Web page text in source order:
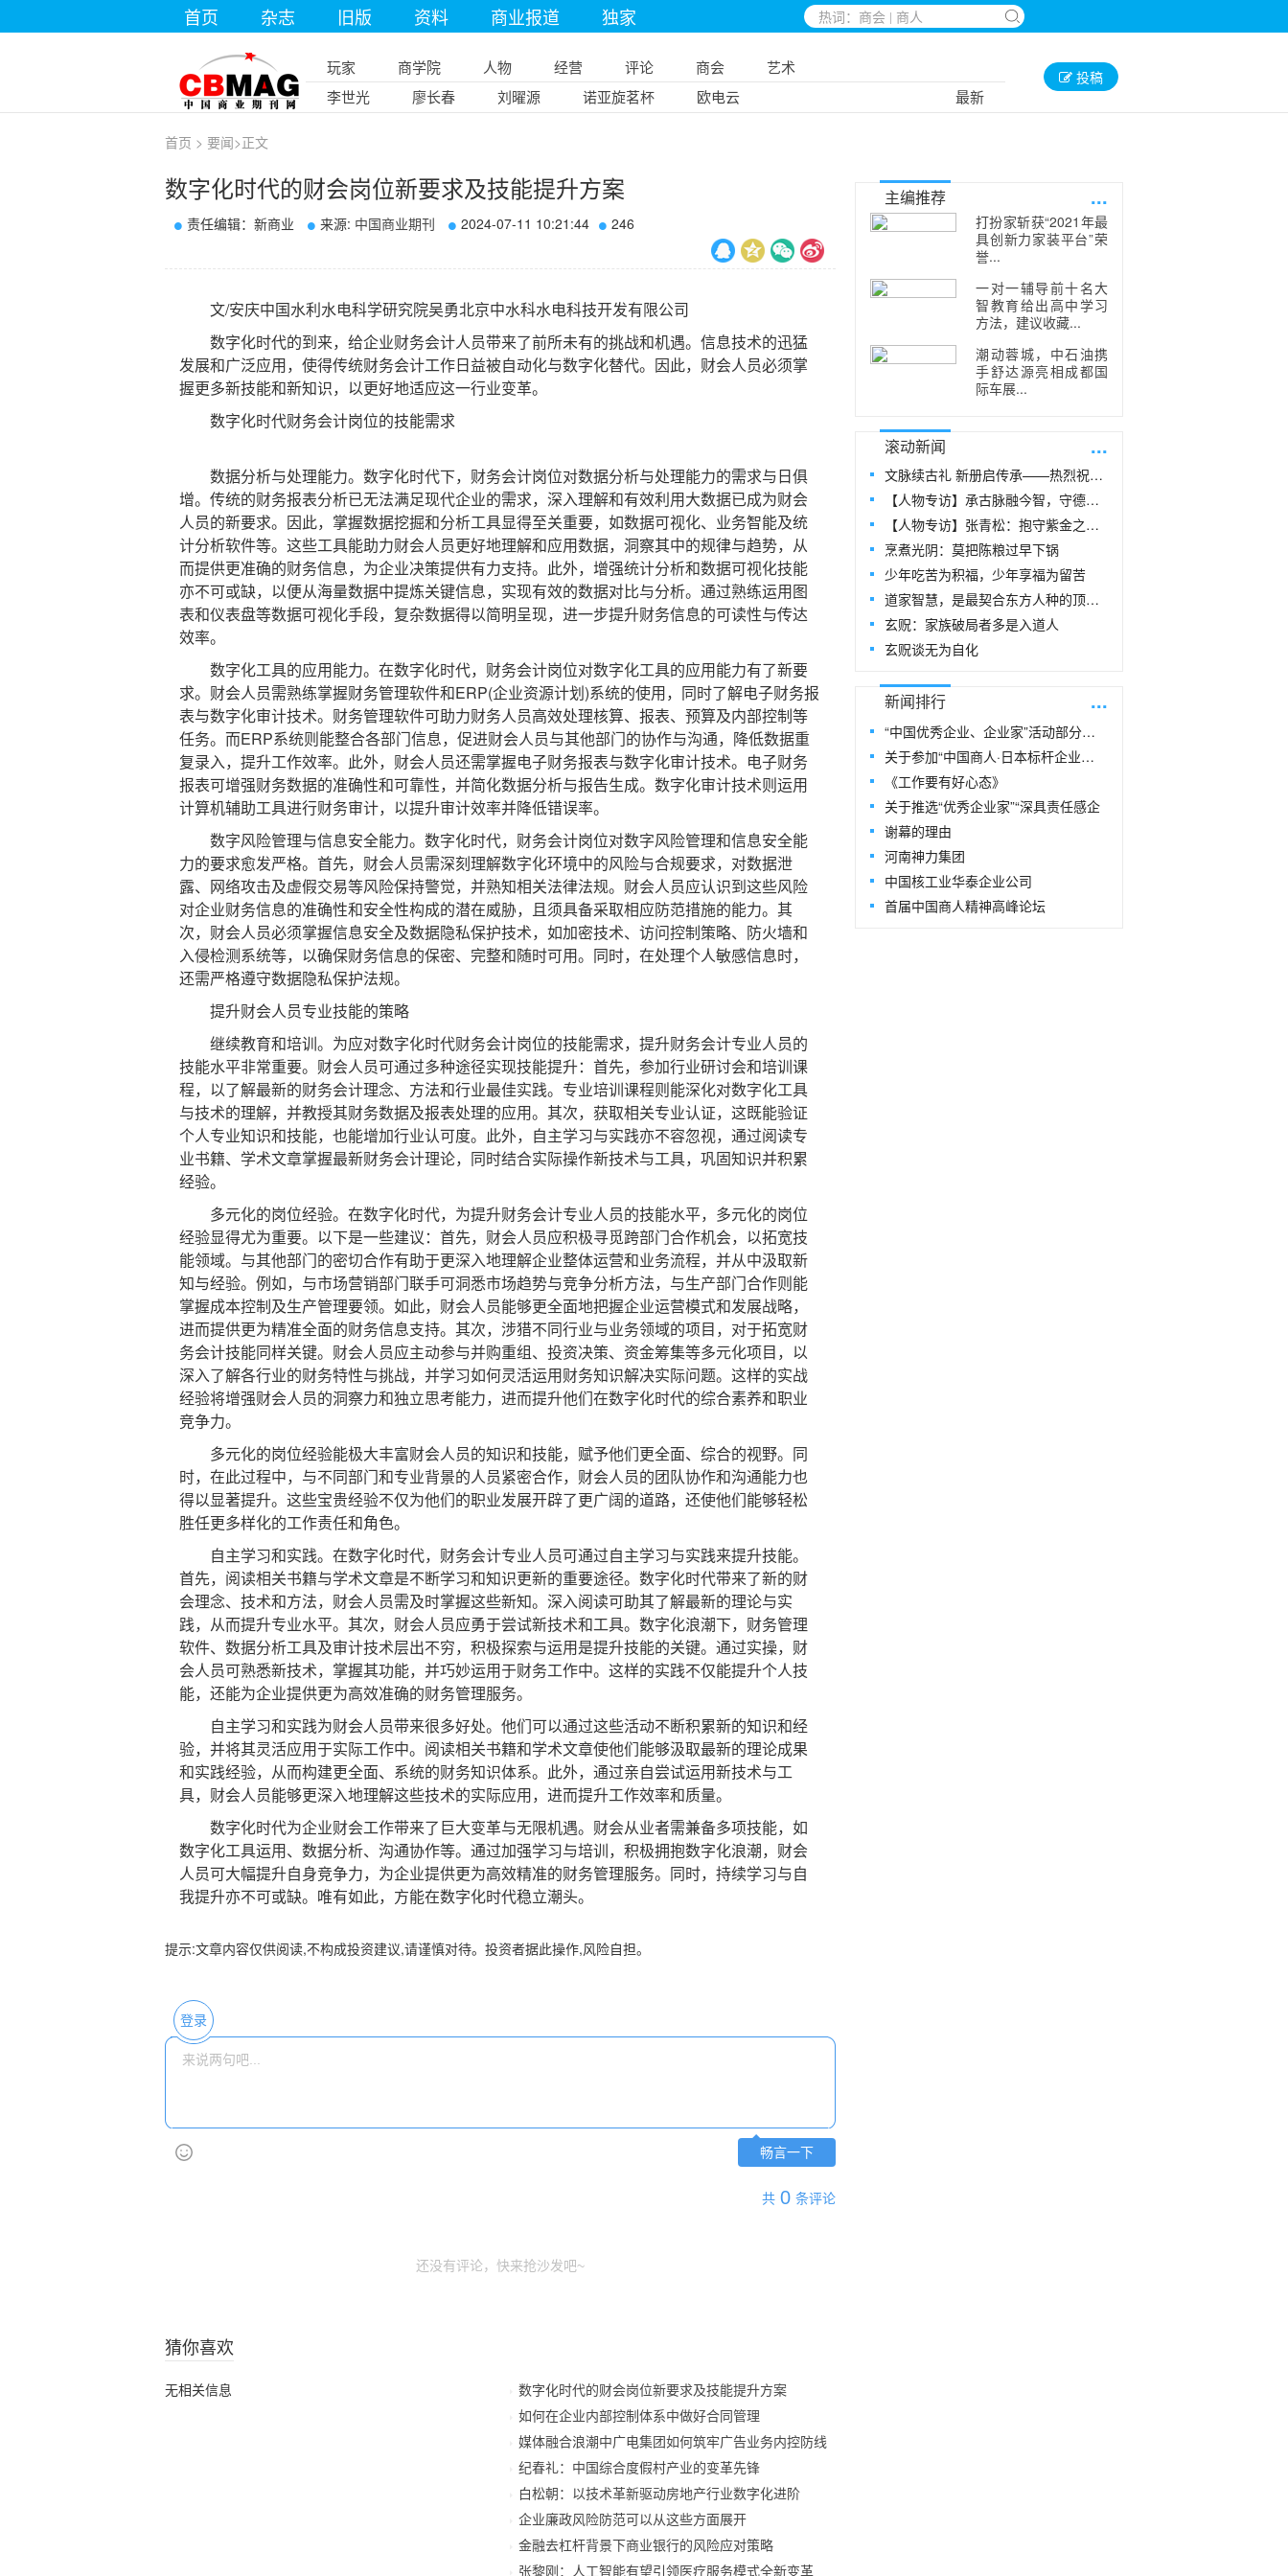
首页 杂志 旧版 资料 商业报道 独家
玩家 商学院 人物 经营 评论 商会
艺术
李世光
廖长春 刘曜源 诺亚旋茗杯 欧电云 最新
投稿
首页 > 要闻>正文
数字化时代的财会岗位新要求及技能提升方案
责任编辑：新商业 来源: 中国商业期刊 2024-07-11 10:21:44 246
文/安庆中国水利水电科学研究院吴勇北京中水科水电科技开发有限公司
数字化时代的到来，给企业财务会计人员带来了前所未有的挑战和机遇。信息技术的迅猛
发展和广泛应用，使得传统财务会计工作日益被自动化与数字化替代。因此，财会人员必须掌
握更多新技能和新知识，以更好地适应这一行业变革。
数字化时代财务会计岗位的技能需求
数据分析与处理能力。数字化时代下，财务会计岗位对数据分析与处理能力的需求与日俱
增。传统的财务报表分析已无法满足现代企业的需求，深入理解和有效利用大数据已成为财会
人员的新要求。因此，掌握数据挖掘和分析工具显得至关重要，如数据可视化、业务智能及统
计分析软件等。这些工具能助力财会人员更好地理解和应用数据，洞察其中的规律与趋势，从
而提供更准确的财务信息，为企业决策提供有力支持。此外，增强统计分析和数据可视化技能
亦不可或缺，以便从海量数据中提炼关键信息，实现有效的数据对比与分析。通过熟练运用图
表和仪表盘等数据可视化手段，复杂数据得以简明呈现，进一步提升财务信息的可读性与传达
效率。
数字化工具的应用能力。在数字化时代，财务会计岗位对数字化工具的应用能力有了新要
求。财会人员需熟练掌握财务管理软件和ERP(企业资源计划)系统的使用，同时了解电子财务报
表与数字化审计技术。财务管理软件可助力财务人员高效处理核算、报表、预算及内部控制等
任务。而ERP系统则能整合各部门信息，促进财会人员与其他部门的协作与沟通，降低数据重
复录入，提升工作效率。此外，财会人员还需掌握电子财务报表与数字化审计技术。电子财务
报表可增强财务数据的准确性和可靠性，并简化数据分析与报告生成。数字化审计技术则运用
计算机辅助工具进行财务审计，以提升审计效率并降低错误率。
数字风险管理与信息安全能力。数字化时代，财务会计岗位对数字风险管理和信息安全能
力的要求愈发严格。首先，财会人员需深刻理解数字化环境中的风险与合规要求，对数据泄
露、网络攻击及虚假交易等风险保持警觉，并熟知相关法律法规。财会人员应认识到这些风险
对企业财务信息的准确性和安全性构成的潜在威胁，且须具备采取相应防范措施的能力。其
次，财会人员必须掌握信息安全及数据隐私保护技术，如加密技术、访问控制策略、防火墙和
入侵检测系统等，以确保财务信息的保密、完整和随时可用。同时，在处理个人敏感信息时，
还需严格遵守数据隐私保护法规。
提升财会人员专业技能的策略
继续教育和培训。为应对数字化时代财务会计岗位的技能需求，提升财务会计专业人员的
技能水平非常重要。财会人员可通过多种途径实现技能提升：首先，参加行业研讨会和培训课
程，以了解最新的财务会计理念、方法和行业最佳实践。专业培训课程则能深化对数字化工具
与技术的理解，并教授其财务数据及报表处理的应用。其次，获取相关专业认证，这既能验证
个人专业知识和技能，也能增加行业认可度。此外，自主学习与实践亦不容忽视，通过阅读专
业书籍、学术文章掌握最新财务会计理论，同时结合实际操作新技术与工具，巩固知识并积累
经验。
多元化的岗位经验。在数字化时代，为提升财务会计专业人员的技能水平，多元化的岗位
经验显得尤为重要。以下是一些建议：首先，财会人员应积极寻觅跨部门合作机会，以拓宽技
能领域。与其他部门的密切合作有助于更深入地理解企业整体运营和业务流程，并从中汲取新
知与经验。例如，与市场营销部门联手可洞悉市场趋势与竞争分析方法，与生产部门合作则能
掌握成本控制及生产管理要领。如此，财会人员能够更全面地把握企业运营模式和发展战略，
进而提供更为精准全面的财务信息支持。其次，涉猎不同行业与业务领域的项目，对于拓宽财
务会计技能同样关键。财会人员应主动参与并购重组、投资决策、资金筹集等多元化项目，以
深入了解各行业的财务特性与挑战，并学习如何灵活运用财务知识解决实际问题。这样的实战
经验将增强财会人员的洞察力和独立思考能力，进而提升他们在数字化时代的综合素养和职业
竞争力。
多元化的岗位经验能极大丰富财会人员的知识和技能，赋予他们更全面、综合的视野。同
时，在此过程中，与不同部门和专业背景的人员紧密合作，财会人员的团队协作和沟通能力也
得以显著提升。这些宝贵经验不仅为他们的职业发展开辟了更广阔的道路，还使他们能够轻松
胜任更多样化的工作责任和角色。
自主学习和实践。在数字化时代，财务会计专业人员可通过自主学习与实践来提升技能。
首先，阅读相关书籍与学术文章是不断学习和知识更新的重要途径。数字化时代带来了新的财
会理念、技术和方法，财会人员需及时掌握这些新知。深入阅读可助其了解最新的理论与实
践，从而提升专业水平。其次，财会人员应勇于尝试新技术和工具。数字化浪潮下，财务管理
软件、数据分析工具及审计技术层出不穷，积极探索与运用是提升技能的关键。通过实操，财
会人员可熟悉新技术，掌握其功能，并巧妙运用于财务工作中。这样的实践不仅能提升个人技
能，还能为企业提供更为高效准确的财务管理服务。
自主学习和实践为财会人员带来很多好处。他们可以通过这些活动不断积累新的知识和经
验，并将其灵活应用于实际工作中。阅读相关书籍和学术文章使他们能够汲取最新的理论成果
和实践经验，从而构建更全面、系统的财务知识体系。此外，通过亲自尝试运用新技术与工
具，财会人员能够更深入地理解这些技术的实际应用，进而提升工作效率和质量。
数字化时代为企业财会工作带来了巨大变革与无限机遇。财会从业者需兼备多项技能，如
数字化工具运用、数据分析、沟通协作等。通过加强学习与培训，积极拥抱数字化浪潮，财会
人员可大幅提升自身竞争力，为企业提供更为高效精准的财务管理服务。同时，持续学习与自
我提升亦不可或缺。唯有如此，方能在数字化时代稳立潮头。
提示:文章内容仅供阅读,不构成投资建议,请谨慎对待。投资者据此操作,风险自担。
登录
畅言一下
共 0 条评论
还没有评论，快来抢沙发吧~
猜你喜欢
无相关信息
数字化时代的财会岗位新要求及技能提升方案
如何在企业内部控制体系中做好合同管理
媒体融合浪潮中广电集团如何筑牢广告业务内控防线
纪春礼：中国综合度假村产业的变革先锋
白松朝：以技术革新驱动房地产行业数字化进阶
企业廉政风险防范可以从这些方面展开
金融去杠杆背景下商业银行的风险应对策略
张黎刚：人工智能有望引领医疗服务模式全新变革
主编推荐 ...
打扮家斩获“2021年最
具创新力家装平台”荣
誉...
一对一辅导前十名大
智教育给出高中学习
方法，建议收藏...
潮动蓉城，中石油携
手舒达源亮相成都国
际车展...
滚动新闻 ...
文脉续古礼 新册启传承——热烈祝贺玄
【人物专访】承古脉融今智，守德心安人居
【人物专访】张青松：抱守紫金之阳，在周易
烹煮光阴：莫把陈粮过早下锅
少年吃苦为积福，少年享福为留苦
道家智慧，是最契合东方人种的顶级生命指
玄贶：家族破局者多是入道人
玄贶谈无为自化
新闻排行 ...
“中国优秀企业、企业家”活动部分风采
关于参加“中国商人·日本标杆企业研修
《工作要有好心态》
关于推选“优秀企业家”“深具责任感企
谢幕的理由
河南神力集团
中国核工业华泰企业公司
首届中国商人精神高峰论坛